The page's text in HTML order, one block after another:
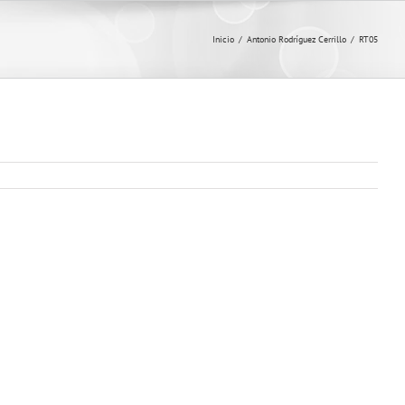
Inicio / Antonio Rodríguez Cerrillo / RT05